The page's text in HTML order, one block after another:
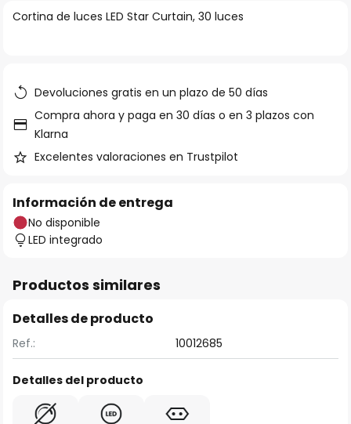
laCortina de luces LED Star Curtain, 30 luces
Devoluciones gratis en un plazo de 50 días
Compra ahora y paga en 30 días o en 3 plazos con
Klarna
Excelentes valoraciones en Trustpilot
Información de entrega
No disponible
LED integrado
Productos similares
Detalles de producto
Ref.: 10012685
Detalles del producto